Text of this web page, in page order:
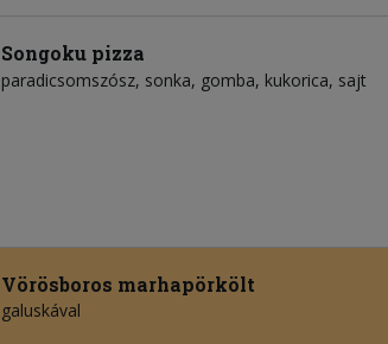
Songoku pizza
paradicsomszósz sonka gomba kukorica sajt
Vörösboros marhapörkölt
galuskával